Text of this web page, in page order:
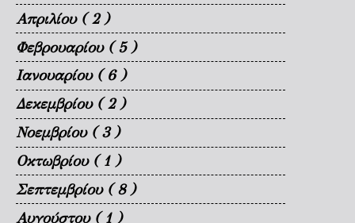
Απριλίου ( 2 )
Φεβρουαρίου ( 5 )
Ιανουαρίου ( 6 )
Δεκεμβρίου ( 2 )
Νοεμβρίου ( 3 )
Οκτωβρίου ( 1 )
Σεπτεμβρίου ( 8 )
Αυγούστου ( 1 )